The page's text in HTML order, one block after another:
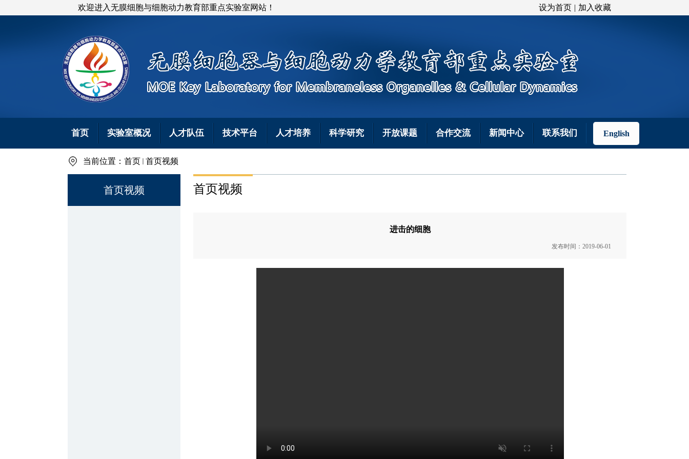
欢迎进入无膜细胞与细胞动力教育部重点实验室网站！ 设为首页 | 加入收藏
首页 实验室概况 人才队伍 技术平台 人才培养 科学研究 开放课题 合作交流 新闻中心 联系我们 English
当前位置： 首页 首页视频
首页视频 首页视频
进击的细胞
发布时间：2019-06-01